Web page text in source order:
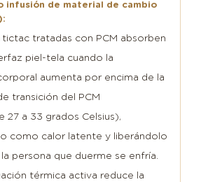
infusión de material de cambio
tictac tratadas con PCM absorben
piel-tela cuando la
aumenta por encima de la
transición del PCM
27 a 33 grados Celsius),
como calor latente y liberándolo
persona que duerme se enfría.
térmica activa reduce la